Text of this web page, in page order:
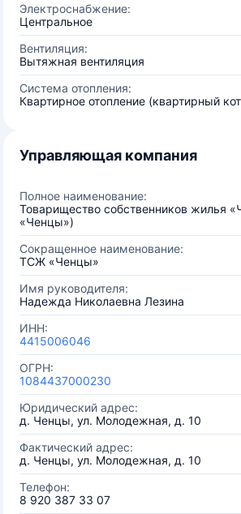
Электроснабжение:
Центральное
Вентиляция:
Вытяжная вентиляция
Система отопления:
Квартирное отопление (квартирный
Управляющая компания
Полное наименование:
Товарищество собственников жилья
«Ченцы»)
Сокращенное наименование:
ТСЖ «Ченцы»
Имя руководителя:
Надежда Николаевна Лезина
ИНН:
4415006046
ОГРН:
1084437000230
Юридический адрес:
д. Ченцы, ул. Молодежная, д. 10
Фактический адрес:
д. Ченцы, ул. Молодежная, д. 10
Телефон:
8 920 387 33 07